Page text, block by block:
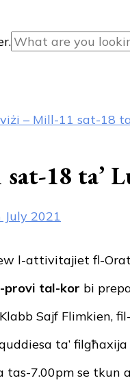
– Mill-11 sat-18
18 ta’
July 2021
l-attivitajiet fl-
provi tal-kor bi
Sajf Flimkien,
ta’
tas-7.00pm se